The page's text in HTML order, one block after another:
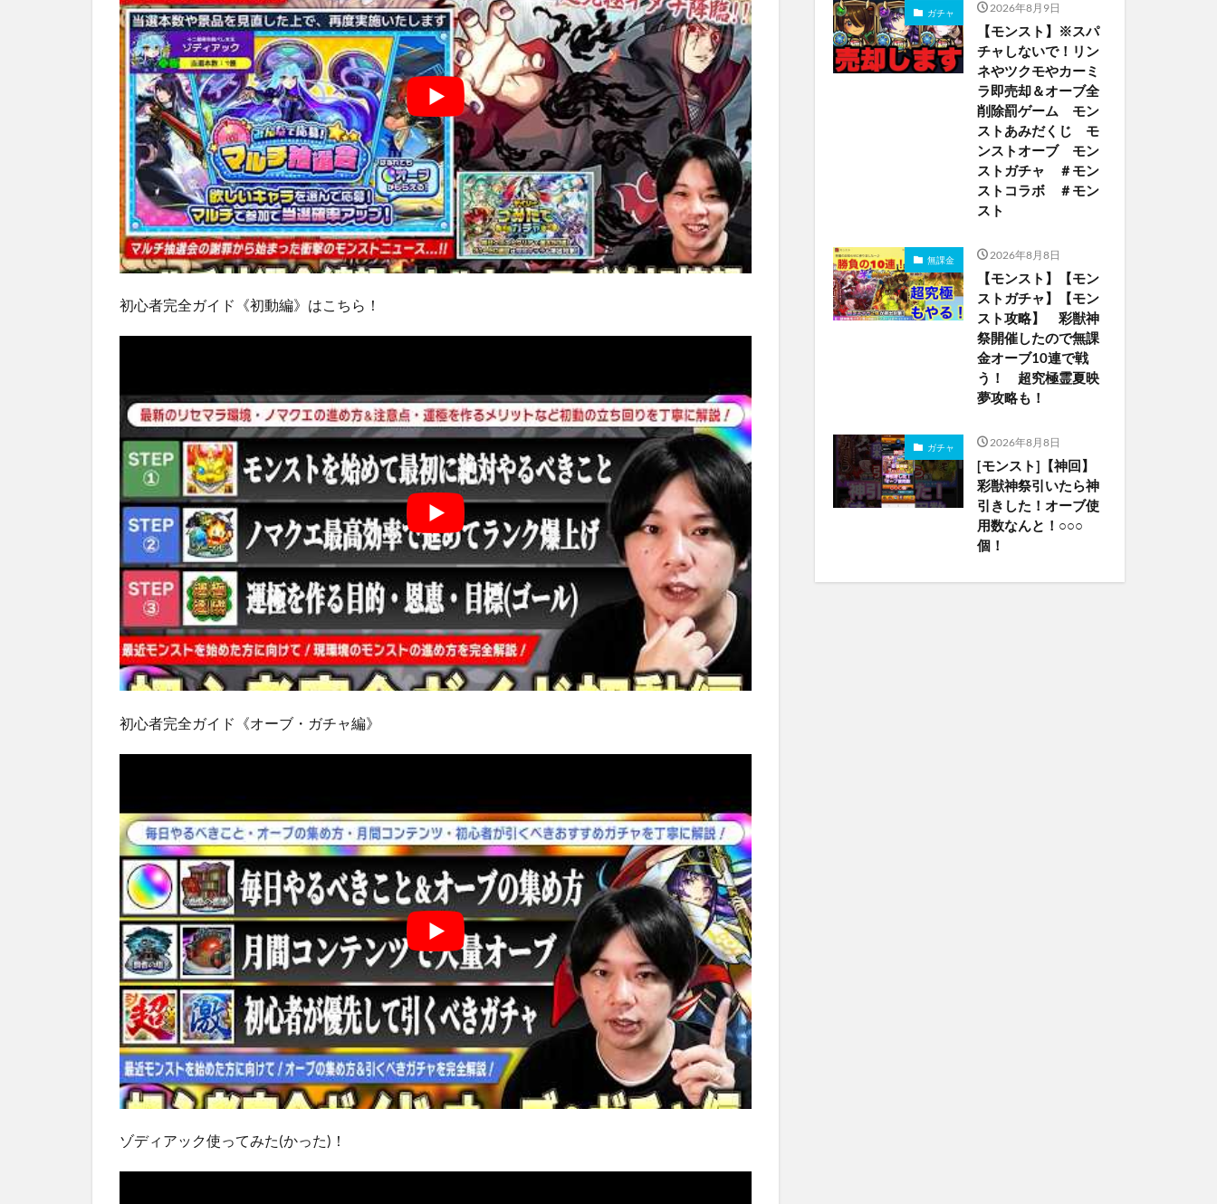
初心者完全ガイド《初動編》はこちら！
初心者完全ガイド《オーブ・ガチャ編》
ゾディアック使ってみた(かった)！
ガチャ 2026年8月9日
【モンスト】※スパ
チャしないで！リン
ネやツクモやカーミ
ラ即売却＆オーブ全
削除罰ゲーム モン
ストあみだくじ モ
ンストオーブ モン
ストガチャ ＃モン
ストコラボ ＃モン
スト
無課金 2026年8月8日
【モンスト】【モン
ストガチャ】【モン
スト攻略】 彩獣神
祭開催したので無課
金オーブ10連で戦
う！ 超究極霊夏映
夢攻略も！
ガチャ 2026年8月8日
[モンスト]【神回】
彩獣神祭引いたら神
引きした！オーブ使
用数なんと！○○○
個！